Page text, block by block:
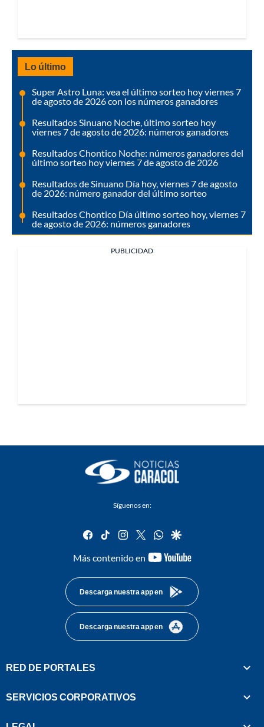
Lo último
Super Astro Luna: vea el último sorteo hoy viernes 7
de agosto de 2026 con los números ganadores
Resultados Sinuano Noche, último sorteo hoy
viernes 7 de agosto de 2026: números ganadores
Resultados Chontico Noche: números ganadores del
último sorteo hoy viernes 7 de agosto de 2026
Resultados de Sinuano Día hoy, viernes 7 de agosto
de 2026: número ganador del último sorteo
Resultados Chontico Día último sorteo hoy, viernes 7
de agosto de 2026: números ganadores
PUBLICIDAD
Síguenos en:
facebook
tiktok instagram
twitterwhatsapp
google
Más contenido en
youtube-
Descarga nuestra app en
Descarga nuestra app en
RED DE PORTALES
SERVICIOS CORPORATIVOS